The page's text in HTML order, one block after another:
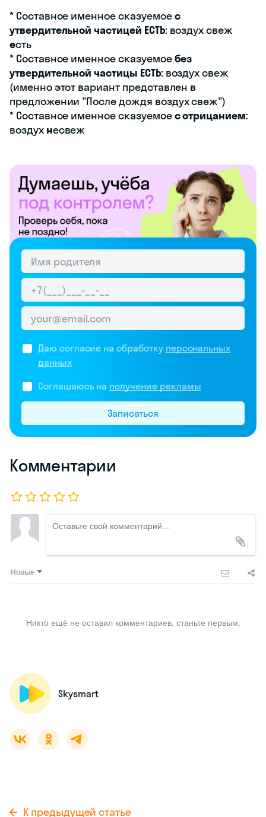
* Составное именное сказуемоес
утвердительной частицей ЕСТЬ: воздух свеж
есть
* Составное именное сказуемоебез
утвердительной частицы ЕСТЬ: воздух свеж
(именно этот вариант представлен в
предложении "После дождя воздух свеж")
* Составное именное сказуемоес отрицанием:
воздух несвеж
Даю согласие на обработку персональных
данных
Соглашаюсь на получение рекламы
Записаться
Комментарии
Новые
Никто ещё не оставил комментариев, станьте первым.
Skysmart
К предыдущей статье